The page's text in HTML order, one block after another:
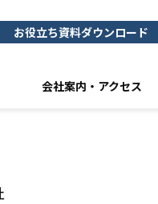
お役立ち資料ダウンロード
会社案内・アクセス